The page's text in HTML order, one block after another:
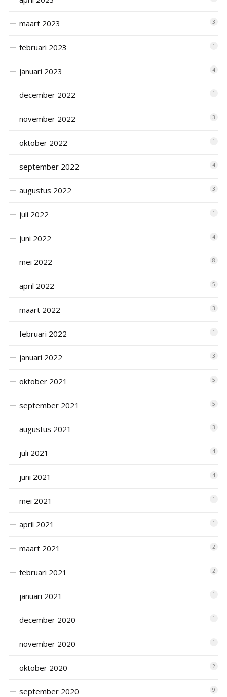
maart 2023 3
februari 2023 1
januari 2023 4
december 2022 1
november 2022 3
oktober 2022 1
september 2022 4
augustus 2022 3
juli 2022 1
juni 2022 4
mei 2022 8
april 2022 5
maart 2022 3
februari 2022 1
januari 2022 3
oktober 2021 5
september 2021 5
augustus 2021 3
juli 2021 4
juni 2021 4
mei 2021 1
april 2021 1
maart 2021 2
februari 2021 2
januari 2021 1
december 2020 1
november 2020 1
oktober 2020 2
september 2020 9